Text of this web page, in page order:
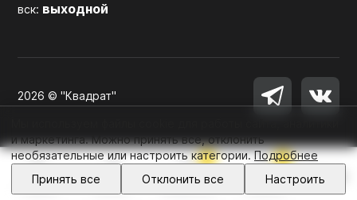
Главная Каталог Избранное
0
Корзина
0
Войти
вск: выходной
2026 © "Квадрат"
и маркетинга. Можно принять все, отклонить
необязательные или настроить категории.Подробнее
Принять все
Отклонить все Настроить